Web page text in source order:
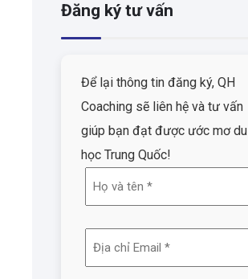
Đăng ký tư vấn
Để lại thông tin đăng ký, QH
Coaching sẽ liên hệ và tư vấn
giúp bạn đạt được ước mơ du
học Trung Quốc!
Họ
và
tên
(Required)
Địa
chỉ